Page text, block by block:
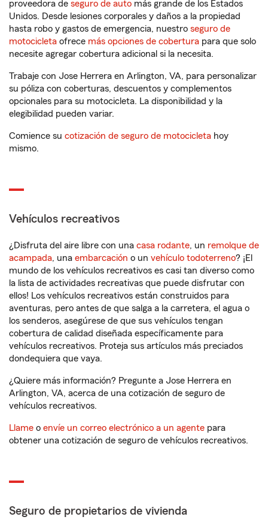
proveedora de seguro de auto más grande de los Estados
Unidos. Desde lesiones corporales y daños a la propiedad
hasta robo y gastos de emergencia, nuestro seguro de
motocicleta ofrece más opciones de cobertura para que solo
necesite agregar cobertura adicional si la necesita.
Trabaje con Jose Herrera en Arlington, VA, para personalizar
su póliza con coberturas, descuentos y complementos
opcionales para su motocicleta. La disponibilidad y la
elegibilidad pueden variar.
Comience su cotización de seguro de motocicleta hoy
mismo.
Vehículos recreativos
¿Disfruta del aire libre con una casa rodante, un remolque de
acampada, una embarcación o un vehículo todoterreno? ¡El
mundo de los vehículos recreativos es casi tan diverso como
la lista de actividades recreativas que puede disfrutar con
ellos! Los vehículos recreativos están construidos para
aventuras, pero antes de que salga a la carretera, el agua o
los senderos, asegúrese de que sus vehículos tengan
cobertura de calidad diseñada específicamente para
vehículos recreativos. Proteja sus artículos más preciados
dondequiera que vaya.
¿Quiere más información? Pregunte a Jose Herrera en
Arlington, VA, acerca de una cotización de seguro de
vehículos recreativos.
Llame o envíe un correo electrónico a un agente para
obtener una cotización de seguro de vehículos recreativos.
Seguro de propietarios de vivienda